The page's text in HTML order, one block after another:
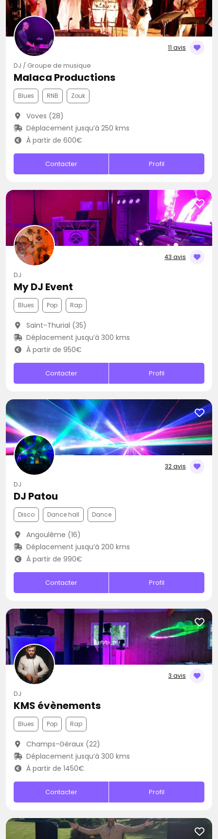
11 avis
DJ / Groupe de musique
Malaca Productions
Blues RNB Zouk
Voves (28)
Déplacement jusqu’à 250 kms
À partir de 600€
Contacter Profil
43 avis
DJ
My DJ Event
Blues Pop Rap
Saint-Thurial (35)
Déplacement jusqu’à 300 kms
À partir de 950€
Contacter Profil
32 avis
DJ
DJ Patou
Disco Dance hall Dance
Angoulême (16)
Déplacement jusqu’à 200 kms
À partir de 990€
Contacter Profil
3 avis
DJ
KMS évènements
Blues Pop Rap
Champs-Géraux (22)
Déplacement jusqu’à 300 kms
À partir de 1450€
Contacter Profil